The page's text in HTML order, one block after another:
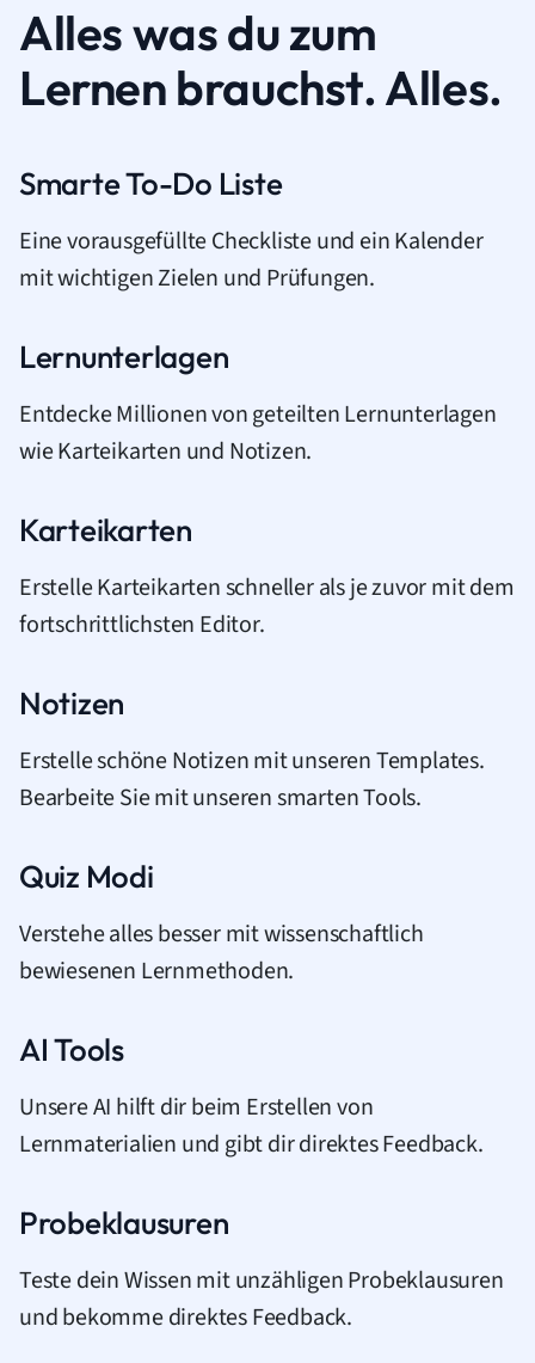
Alles was du zum
Lernen brauchst. Alles.
Smarte To-Do Liste
Eine vorausgefüllte Checkliste und ein Kalender
mit wichtigen Zielen und Prüfungen.
Lernunterlagen
Entdecke Millionen von geteilten Lernunterlagen
wie Karteikarten und Notizen.
Karteikarten
Erstelle Karteikarten schneller als je zuvor mit dem
fortschrittlichsten Editor.
Notizen
Erstelle schöne Notizen mit unseren Templates.
Bearbeite Sie mit unseren smarten Tools.
Quiz Modi
Verstehe alles besser mit wissenschaftlich
bewiesenen Lernmethoden.
AI Tools
Unsere AI hilft dir beim Erstellen von
Lernmaterialien und gibt dir direktes Feedback.
Probeklausuren
Teste dein Wissen mit unzähligen Probeklausuren
und bekomme direktes Feedback.